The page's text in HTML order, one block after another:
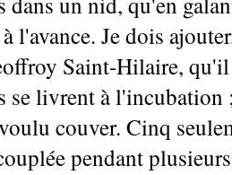
l'avance. Je dois
Saint-Hilaire, qu'il
se livrent à l'incubation
couver. Cinq
pendant